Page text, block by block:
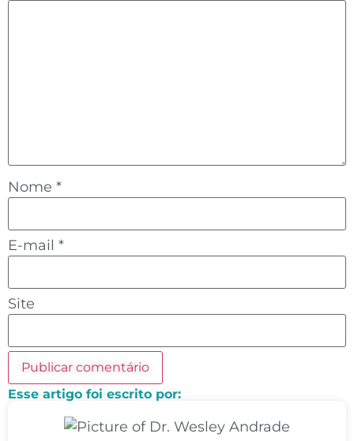
Nome *
E-mail *
Site
Esse artigo foi escrito por: